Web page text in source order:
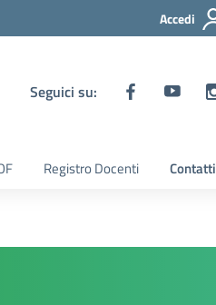
Accedi
Seguici su:
Registro Docenti Contatti